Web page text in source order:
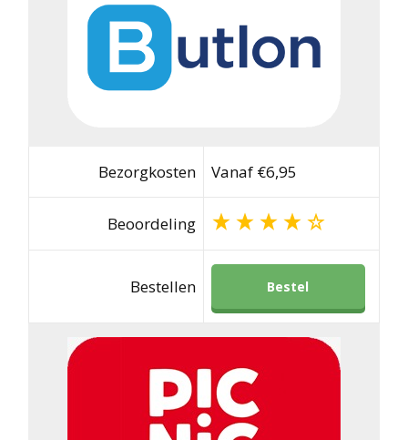
Bezorgkosten Vanaf €6,95
Beoordeling
Bestellen Bestel